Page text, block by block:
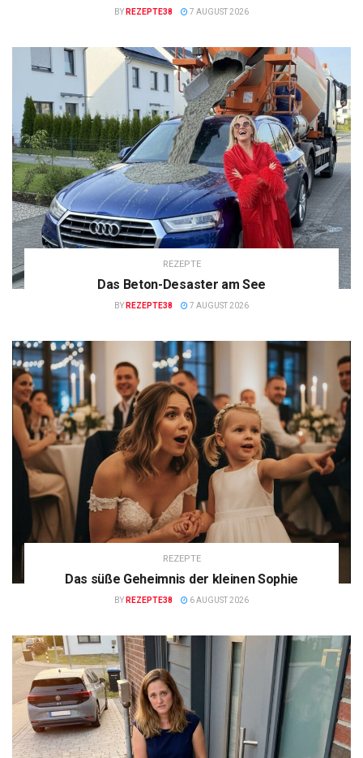
BY REZEPTE38 7 AUGUST 2026
REZEPTE
Das Beton-Desaster am See
BY REZEPTE38 7 AUGUST 2026
REZEPTE
Das süße Geheimnis der kleinen Sophie
BY REZEPTE38 6 AUGUST 2026